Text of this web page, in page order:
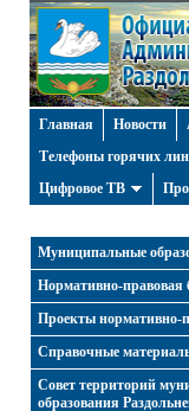
Главная Новости
Телефоны горячих
Цифровое ТВ
Муниципальные
Нормативно-правовая
Проекты нормативно-
Справочные
Совет территорий
образования